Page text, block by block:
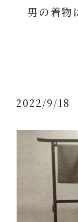
男の着物
2022/9/18